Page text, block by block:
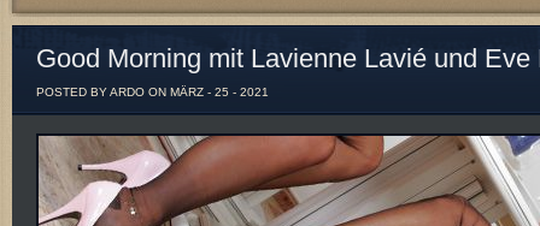
Good Morning mit Lavienne Lavié und Eve
POSTED BY ARDO ON MÄRZ - 25 - 2021